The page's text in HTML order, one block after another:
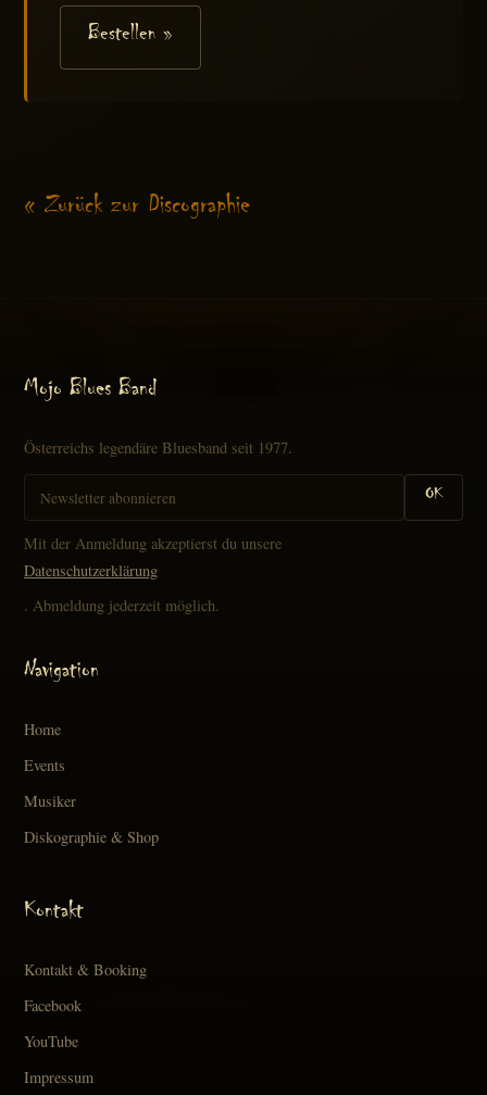
Bestellen »
« Zurück zur Discographie
Mojo Blues Band
Österreichs legendäre Bluesband seit 1977.
OK
Mit der Anmeldung akzeptierst du unsere
Datenschutzerklärung
. Abmeldung jederzeit möglich.
Navigation
Home
Events
Musiker
Diskographie & Shop
Kontakt
Kontakt & Booking
Facebook
YouTube
Impressum